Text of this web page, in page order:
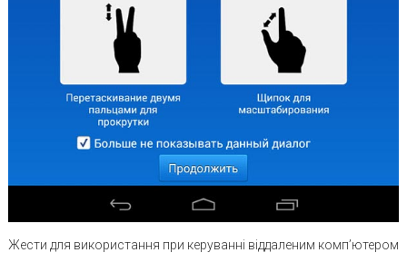
Жести для використання при керуванні віддаленим комп’ютером